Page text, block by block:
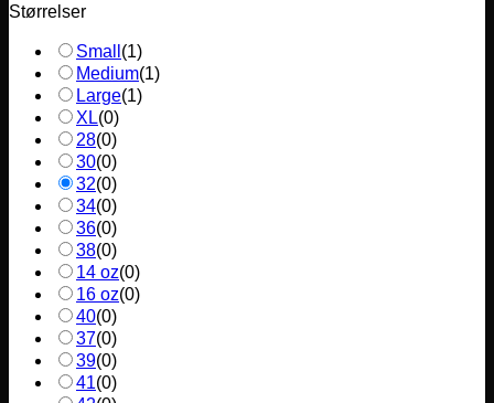
Størrelser
Small (1)
Medium(1)
Large(1)
XL(0)
28(0)
30(0)
32(0)
34(0)
36(0)
38(0)
14 oz(0)
16 oz(0)
40(0)
37(0)
39(0)
41(0)